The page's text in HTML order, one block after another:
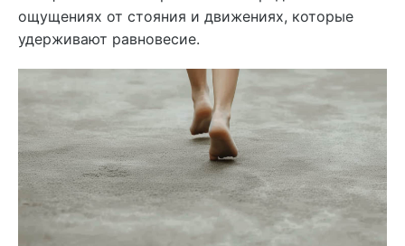
ощущениях от стояния и движениях, которые
удерживают равновесие.